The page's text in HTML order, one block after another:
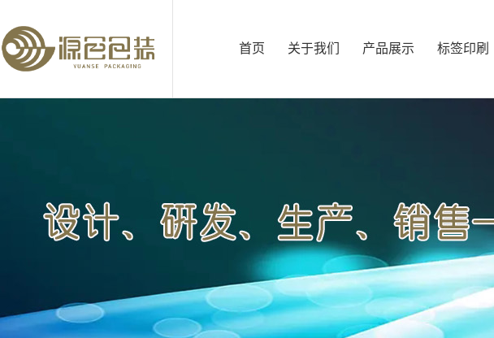
首页 关于我们 产品展示 标签印刷